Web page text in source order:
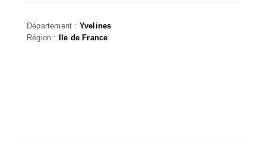
Département : Yvelines
Région : Ile de France